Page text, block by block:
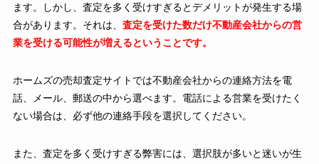
ます。しかし、査定を多く受けすぎるとデメリットが発生する場
合があります。それは、 査定を受けた数だけ不動産会社からの営
業を受ける可能性が増えるということです。
ホームズの売却査定サイトでは不動産会社からの連絡方法を電
話、メール、郵送の中から選べます。電話による営業を受けたく
ない場合は、必ず他の連絡手段を選択してください。
また、査定を多く受けすぎる弊害には、選択肢が多いと迷いが生